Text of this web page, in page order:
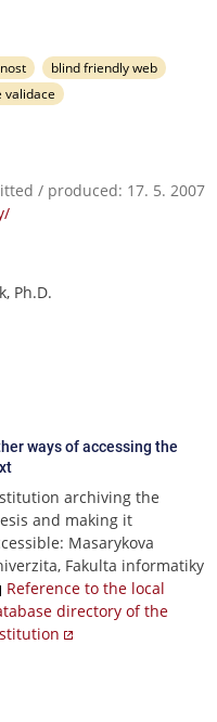
blind friendly web
validace
/ produced: 17. 5. 2007
Ph.D.
ways of accessing the
archiving the
and making it
Masarykova
Fakulta informatiky
Reference to the local
directory of the